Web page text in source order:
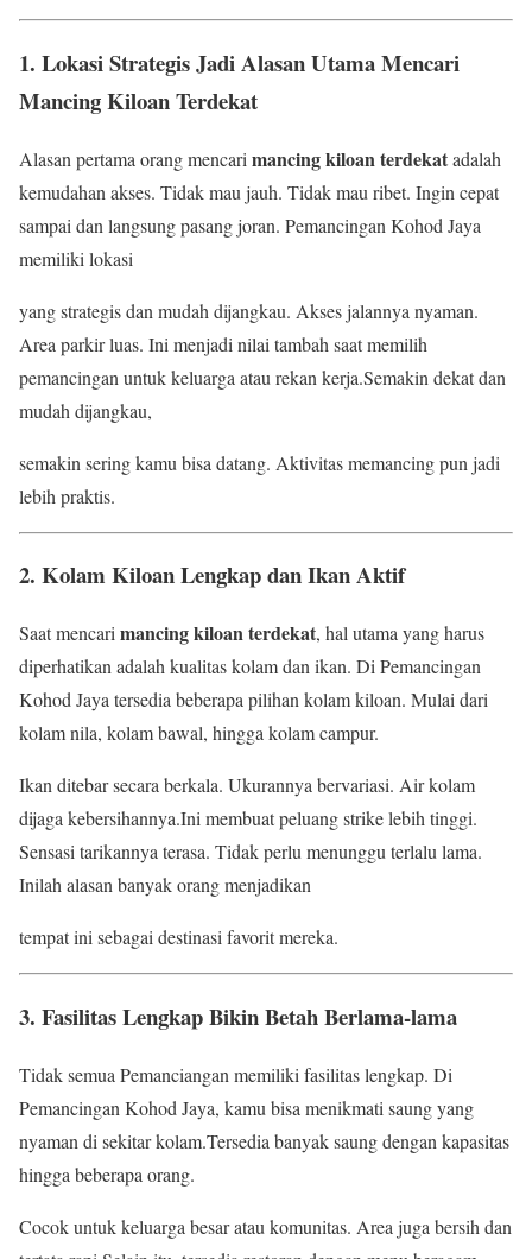
1. Lokasi Strategis Jadi Alasan Utama Mencari
Mancing Kiloan Terdekat
Alasan pertama orang mencari mancing kiloan terdekatadalah
kemudahan akses. Tidak mau jauh. Tidak mau ribet. Ingin cepat
sampai dan langsung pasang joran. Pemancingan Kohod Jaya
memiliki lokasi
yang strategis dan mudah dijangkau. Akses jalannya nyaman.
Area parkir luas. Ini menjadi nilai tambah saat memilih
pemancingan untuk keluarga atau rekan kerja.Semakin dekat dan
mudah dijangkau,
semakin sering kamu bisa datang. Aktivitas memancing pun jadi
lebih praktis.
2. Kolam Kiloan Lengkap dan Ikan Aktif
Saat mencari mancing kiloan terdekat, hal utama yang harus
diperhatikan adalah kualitas kolam dan ikan. Di Pemancingan
Kohod Jaya tersedia beberapa pilihan kolam kiloan. Mulai dari
kolam nila, kolam bawal, hingga kolam campur.
Ikan ditebar secara berkala. Ukurannya bervariasi. Air kolam
dijaga kebersihannya.Ini membuat peluang strike lebih tinggi.
Sensasi tarikannya terasa. Tidak perlu menunggu terlalu lama.
Inilah alasan banyak orang menjadikan
tempat ini sebagai destinasi favorit mereka.
3. Fasilitas Lengkap Bikin Betah Berlama-lama
Tidak semua Pemanciangan memiliki fasilitas lengkap. Di
Pemancingan Kohod Jaya, kamu bisa menikmati saung yang
nyaman di sekitar kolam.Tersedia banyak saung dengan kapasitas
hingga beberapa orang.
Cocok untuk keluarga besar atau komunitas. Area juga bersih dan